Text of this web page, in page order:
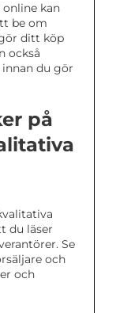
kan
be om
ditt köp
också
du gör
på
du läser
Se
och
och